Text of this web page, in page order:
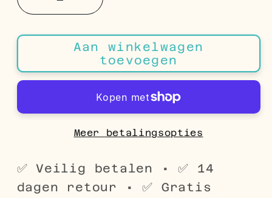
Aantal
verlagen
voor
Ashanger
Levensboom
Symbolisch
Gedenksieraad
Aantal
verhogen
voor
Stalen
Ashanger
Levensboom
Symbolisch
Gedenksieraad
Aan winkelwagen
toevoegen
Meer betalingsopties
✅ Veilig betalen • ✅ 14
dagen retour • ✅ Gratis